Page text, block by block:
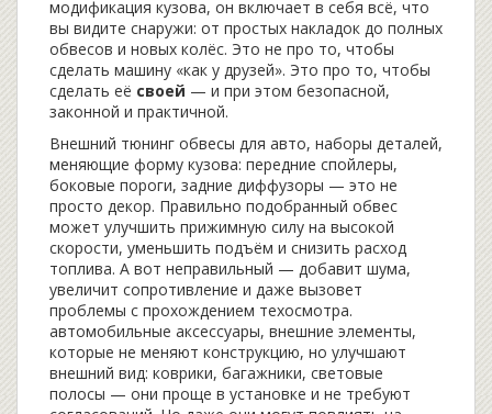
модификация кузова, он включает в себя всё, что
вы видите снаружи: от простых накладок до полных
обвесов и новых колёс. Это не про то, чтобы
сделать машину «как у друзей». Это про то, чтобы
сделать её своей — и при этом безопасной,
законной и практичной.
Внешний тюнинг обвесы для авто, наборы деталей,
меняющие форму кузова: передние спойлеры,
боковые пороги, задние диффузоры — это не
просто декор. Правильно подобранный обвес
может улучшить прижимную силу на высокой
скорости, уменьшить подъём и снизить расход
топлива. А вот неправильный — добавит шума,
увеличит сопротивление и даже вызовет
проблемы с прохождением техосмотра.
автомобильные аксессуары, внешние элементы,
которые не меняют конструкцию, но улучшают
внешний вид: коврики, багажники, световые
полосы — они проще в установке и не требуют